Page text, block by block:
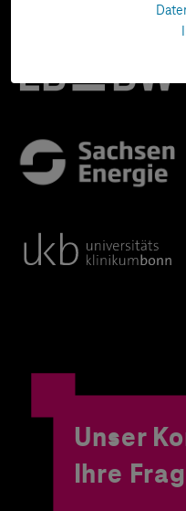
Unser
Ihre